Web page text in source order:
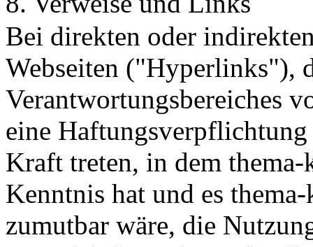
Bei direkten oder
Webseiten ("Hyperlinks"),
Verantwortungsbereiches
eine
Kraft treten, in dem
Kenntnis hat und es
zumutbar wäre, die